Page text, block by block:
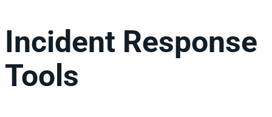
Incident Response
Tools